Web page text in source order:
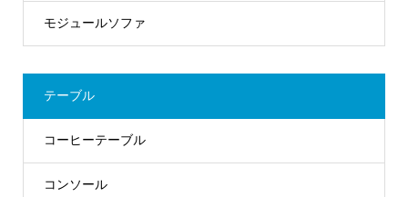
モジュールソファ
テーブル
コーヒーテーブル
コンソール